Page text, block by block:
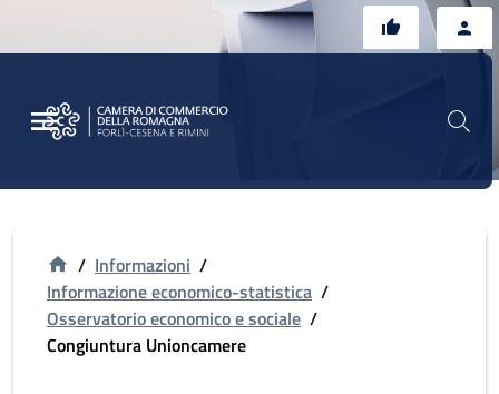
/ Informazioni /
Informazione economico-statistica /
Osservatorio economico e sociale /
Congiuntura Unioncamere